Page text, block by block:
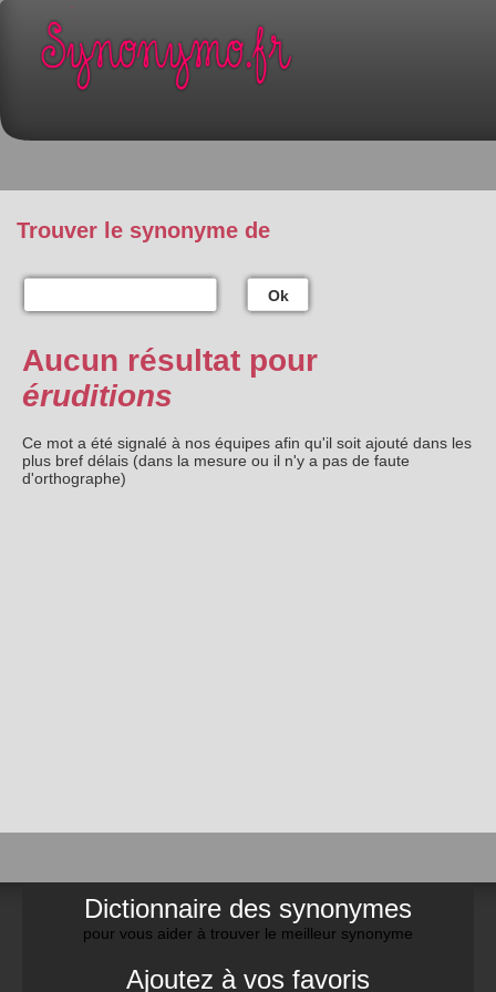
Trouver le synonyme de
Ok
Aucun résultat pour
éruditions
Ce mot a été signalé à nos équipes afin qu'il soit ajouté dans les
plus bref délais (dans la mesure ou il n'y a pas de faute
d'orthographe)
Dictionnaire des synonymes
pour vous aider à trouver le meilleur synonyme
Ajoutez à vos favoris